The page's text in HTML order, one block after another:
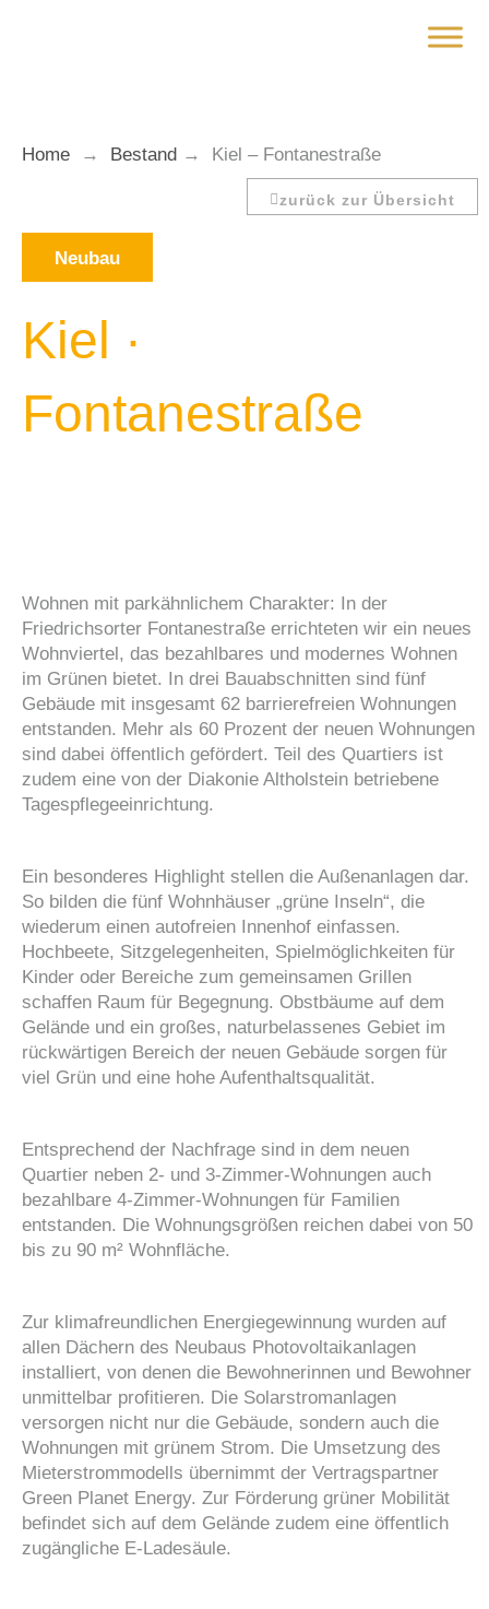
Home → Bestand → Kiel – Fontanestraße
zurück zur Übersicht
Neubau
Kiel ·
Fontanestraße
Wohnen mit parkähnlichem Charakter: In der
Friedrichsorter Fontanestraße errichteten wir ein neues
Wohnviertel, das bezahlbares und modernes Wohnen
im Grünen bietet. In drei Bauabschnitten sind fünf
Gebäude mit insgesamt 62 barrierefreien Wohnungen
entstanden. Mehr als 60 Prozent der neuen Wohnungen
sind dabei öffentlich gefördert. Teil des Quartiers ist
zudem eine von der Diakonie Altholstein betriebene
Tagespflegeeinrichtung.
Ein besonderes Highlight stellen die Außenanlagen dar.
So bilden die fünf Wohnhäuser „grüne Inseln“, die
wiederum einen autofreien Innenhof einfassen.
Hochbeete, Sitzgelegenheiten, Spielmöglichkeiten für
Kinder oder Bereiche zum gemeinsamen Grillen
schaffen Raum für Begegnung. Obstbäume auf dem
Gelände und ein großes, naturbelassenes Gebiet im
rückwärtigen Bereich der neuen Gebäude sorgen für
viel Grün und eine hohe Aufenthaltsqualität.
Entsprechend der Nachfrage sind in dem neuen
Quartier neben 2- und 3-Zimmer-Wohnungen auch
bezahlbare 4-Zimmer-Wohnungen für Familien
entstanden. Die Wohnungsgrößen reichen dabei von 50
bis zu 90 m² Wohnfläche.
Zur klimafreundlichen Energiegewinnung wurden auf
allen Dächern des Neubaus Photovoltaikanlagen
installiert, von denen die Bewohnerinnen und Bewohner
unmittelbar profitieren. Die Solarstromanlagen
versorgen nicht nur die Gebäude, sondern auch die
Wohnungen mit grünem Strom. Die Umsetzung des
Mieterstrommodells übernimmt der Vertragspartner
Green Planet Energy. Zur Förderung grüner Mobilität
befindet sich auf dem Gelände zudem eine öffentlich
zugängliche E-Ladesäule.